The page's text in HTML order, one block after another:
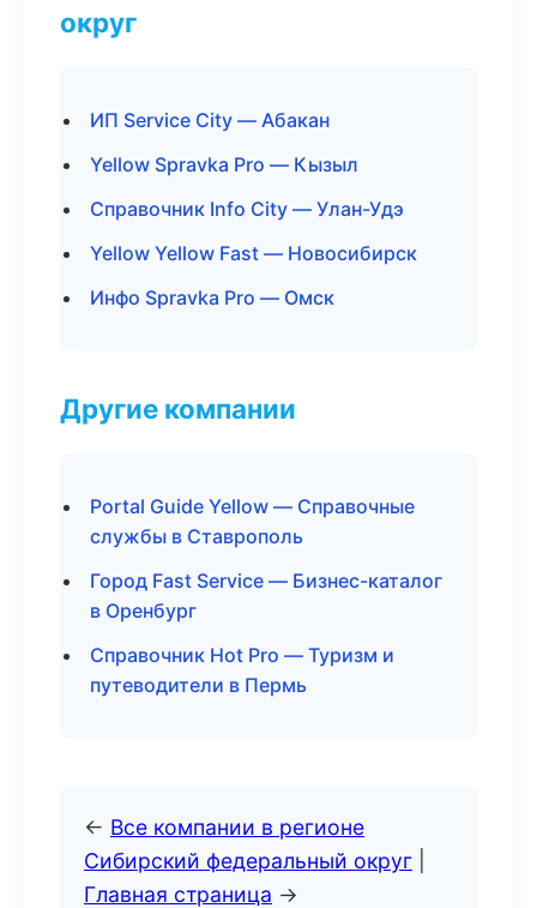
округ
ИП Service City — Абакан
Yellow Spravka Pro — Кызыл
Справочник Info City — Улан-Удэ
Yellow Yellow Fast — Новосибирск
Инфо Spravka Pro — Омск
Другие компании
Portal Guide Yellow — Справочные
службы в Ставрополь
Город Fast Service — Бизнес-каталог
в Оренбург
Справочник Hot Pro — Туризм и
путеводители в Пермь
← Все компании в регионе
Сибирский федеральный округ
Главная страница →